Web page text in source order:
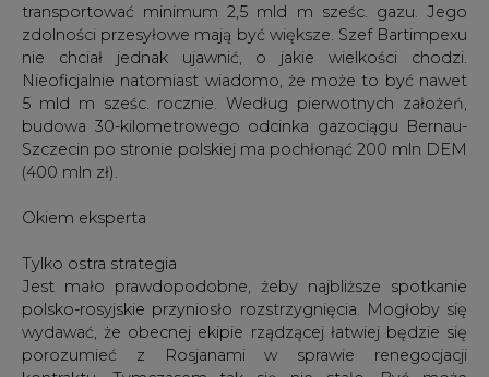
transportować minimum 2,5 mld m sześc. gazu. Jego
zdolności przesyłowe mają być większe. Szef Bartimpexu
nie chciał jednak ujawnić, o jakie wielkości chodzi.
Nieoficjalnie natomiast wiadomo, że może to być nawet
5 mld m sześc. rocznie. Według pierwotnych założeń,
budowa 30-kilometrowego odcinka gazociągu Bernau-
Szczecin po stronie polskiej ma pochłonąć 200 mln DEM
(400 mln zł).
Okiem eksperta
Tylko ostra strategia
Jest mało prawdopodobne, żeby najbliższe spotkanie
polsko-rosyjskie przyniosło rozstrzygnięcia. Mogłoby się
wydawać, że obecnej ekipie rządzącej łatwiej będzie się
porozumieć z Rosjanami w sprawie renegocjacji